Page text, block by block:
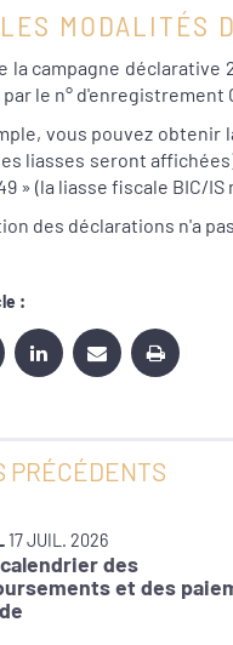
MODALITÉS
la campagne
le n° d'enregistrement
vous pouvez obtenir
liasses seront
» (la liasse fiscale BIC/
des déclarations n'a
:
PRÉCÉDENTS
17 JUIL. 2026
des
et des